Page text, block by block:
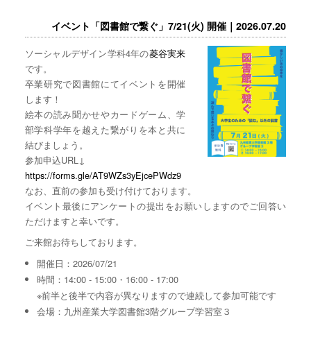
イベント「図書館で繋ぐ」7/21(火) 開催｜2026.07.20
ソーシャルデザイン学科4年の菱谷実来
です。
卒業研究で図書館にてイベントを開催
します！
絵本の読み聞かせやカードゲーム、学
部学科学年を越えた繋がりを本と共に
結びましょう。
参加申込URL↓
https://forms.gle/AT9WZs3yEjcePWdz9
なお、直前の参加も受け付けております。
イベント最後にアンケートの提出をお願いしますのでご回答い
ただけますと幸いです。
ご来館お待ちしております。
開催日：2026/07/21
時間：14:00 - 15:00・16:00 - 17:00
※前半と後半で内容が異なりますので連続して参加可能です
会場：九州産業大学図書館3階グループ学習室３